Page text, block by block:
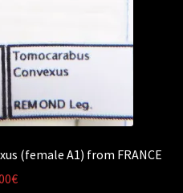
(female A1) from FRANCE
€